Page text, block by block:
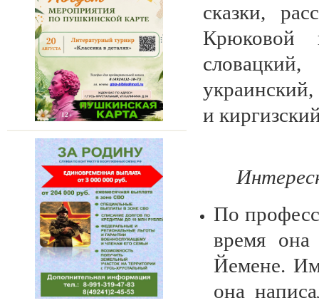
сказки,
Крюковой
и
По
время
Йемене.
она